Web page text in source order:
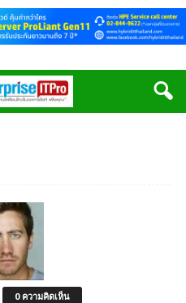
0 ความคิดเห็น